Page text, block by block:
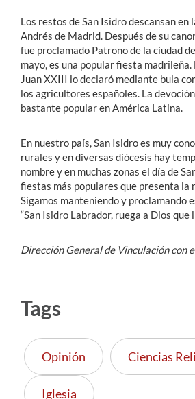
Los restos de San Isidro descansan en
Andrés de Madrid. Después de su
fue proclamado Patrono de la ciudad
mayo, es una popular fiesta madrileña.
Juan XXIII lo declaró mediante bula
los agricultores españoles. La
bastante popular en América Latina.
En nuestro país, San Isidro es muy
rurales y en diversas diócesis hay
nombre y en muchas zonas el día de
fiestas más populares que presenta la
Sigamos manteniendo y proclamando
“San Isidro Labrador, ruega a Dios que
Dirección General de Vinculación con
Tags
Opinión Ciencias
Iglesia